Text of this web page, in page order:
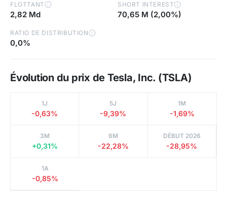
FLOTTANT i
2,82 Md
SHORT INTEREST i
70,65 M (2,00%)
RATIO DE DISTRIBUTION i
0,0%
Évolution du prix de Tesla, Inc. (TSLA)
1J
-0,63%
5J
-9,39%
1M
-1,69%
3M
+0,31%
6M
-22,28%
DÉBUT 2026
-28,95%
1A
-0,85%